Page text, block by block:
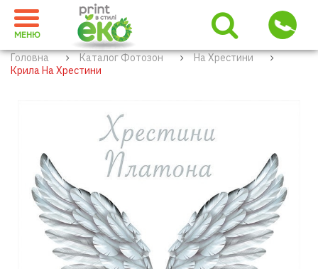
МЕНЮ
Головна Каталог Фотозон
На Хрестини
Крила На Хрестини